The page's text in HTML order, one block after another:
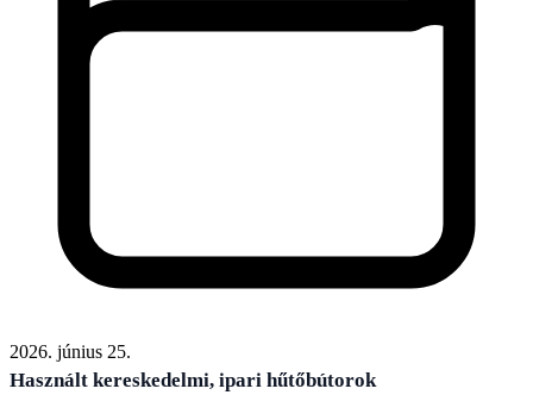
2026. június 25.
Használt kereskedelmi, ipari hűtőbútorok